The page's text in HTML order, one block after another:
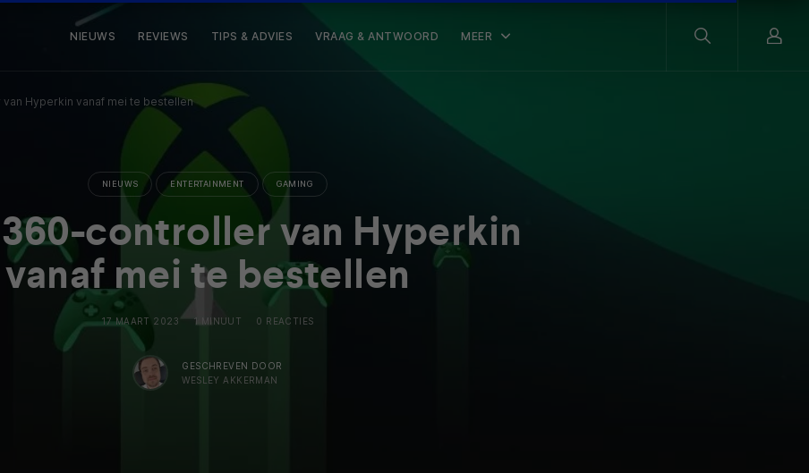
NIEUWS REVIEWS TIPS & ADVIES VRAAG & ANTWOORD MEER
Hyperkin vanaf mei te bestellen
NIEUWS ENTERTAINMENT GAMING
controller van Hyperkin
vanaf mei te bestellen
17 MAART 2023 1 MINUUT 0 REACTIES
GESCHREVEN DOOR
WESLEY AKKERMAN